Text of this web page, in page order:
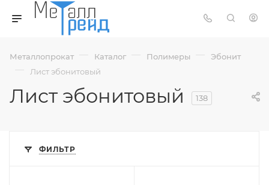
Металлопрокат — Каталог — Полимеры — Эбонит
— Лист эбонитовый
Лист эбонитовый 138
ФИЛЬТР